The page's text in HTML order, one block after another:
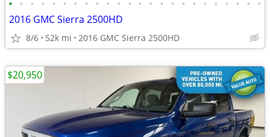
• • • • • • • • • • • • • • • • • • • • • • • •
2016 GMC Sierra 2500HD
8/6 52k mi 2016 GMC Sierra 2500HD
$20,950